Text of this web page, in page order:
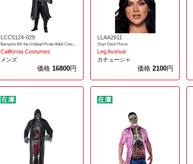
LCC5124-029
California Costumes
メンズ
価格16800円
LLAA2911
Vinyl Devil Horns
Leg Avenue
カチューシャ
価格 2100円